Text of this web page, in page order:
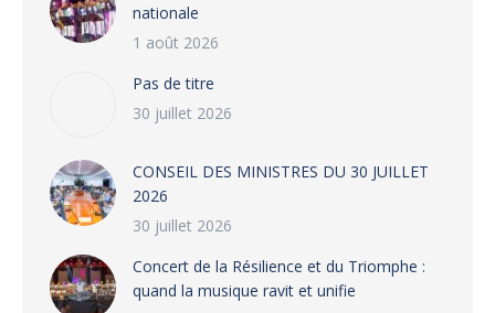
nationale
1 août 2026
Pas de titre
30 juillet 2026
CONSEIL DES MINISTRES DU 30 JUILLET
2026
30 juillet 2026
‎​Concert de la Résilience et du Triomphe :
quand la musique ravit et unifie